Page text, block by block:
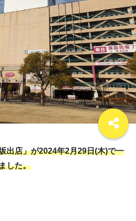
出店」が2024年2月29日(木)で一
した。